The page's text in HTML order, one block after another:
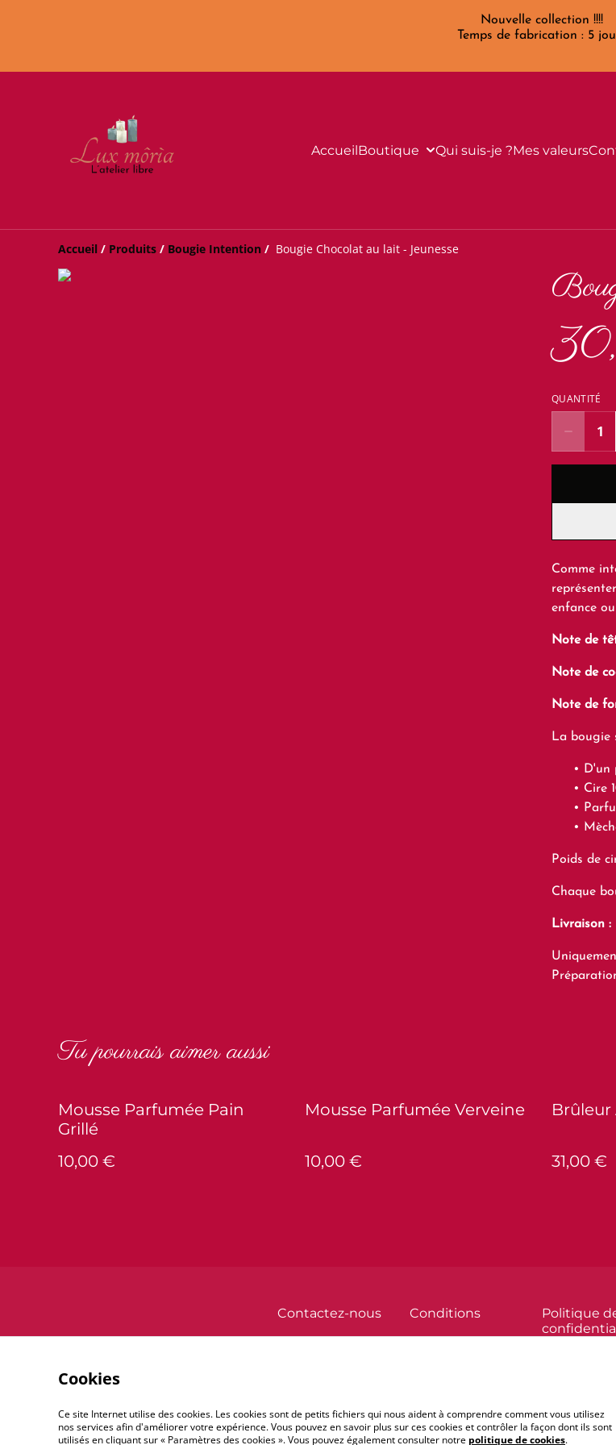
Nouvelle collection !!!!
Temps de fabrication : 5
AccueilBoutique Qui suis-je ?Mes valeurs
Accueil / Produits / Bougie Intention / Bougie Chocolat au lait - Jeunesse
QUANTITÉ
Comme
enfance
Note de
Note de
Note de
La bougie
D'un
Cire
Poids de
Chaque
Livraison :
Tu pourrais aimer aussi
Mousse Parfumée Pain
Grillé
10,00 €
Mousse Parfumée Verveine
10,00 € 31,00 €
Contactez-nous Conditions
Politique
Cookies
Ce site Internet utilise des cookies. Les cookies sont de petits fichiers qui nous aident à comprendre comment vous utilisez
nos services afin d'améliorer votre expérience. Vous pouvez en savoir plus sur ces cookies et contrôler la façon dont ils sont
utilisés en cliquant sur « Paramètres des cookies ». Vous pouvez également consulter notre politique de cookies.